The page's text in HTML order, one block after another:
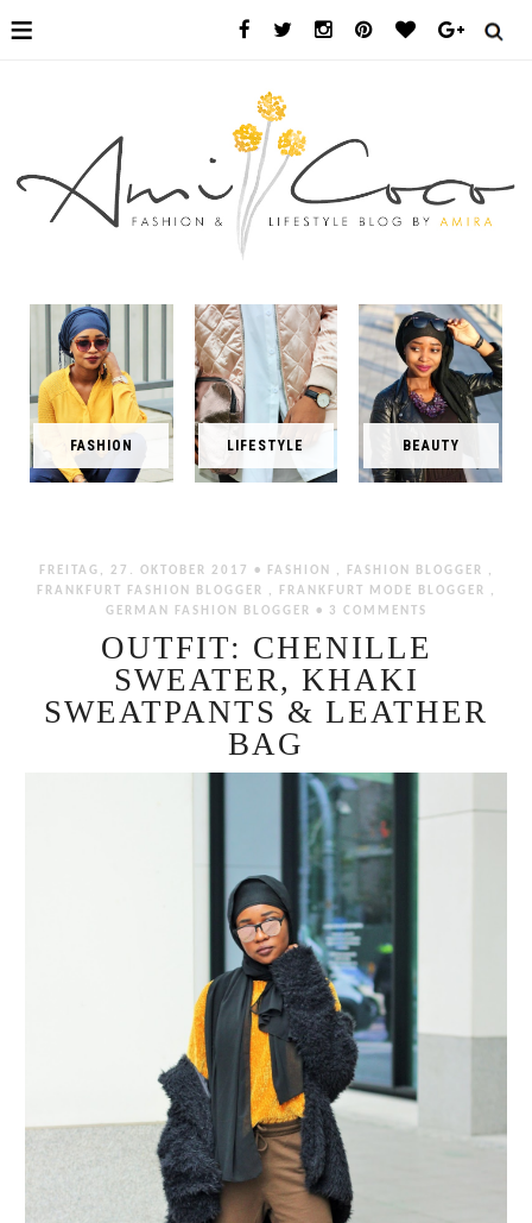
≡
FASHION LIFESTYLE BEAUTY
FREITAG, 27. OKTOBER 2017 • FASHION , FASHION BLOGGER
,
FRANKFURT FASHION BLOGGER
, FRANKFURT MODE BLOGGER
,
GERMAN FASHION BLOGGER • 3 COMMENTS
OUTFIT: CHENILLE
SWEATER, KHAKI
SWEATPANTS & LEATHER
BAG